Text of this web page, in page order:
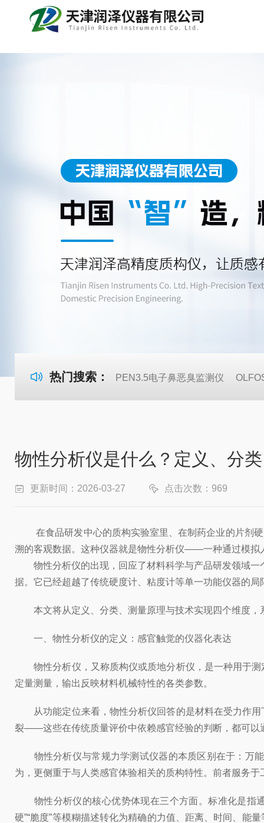
热门搜索： PEN3.5电子鼻恶臭监测仪
物性分析仪是什么？定义、分
更新时间：2026-03-27 点击次数：969
在食品研发中心的质构实验室里、在制药企业的片剂硬
溯的客观数据。这种仪器就是物性分析仪——一种通过模拟
物性分析仪的出现，回应了材料科学与产品研发领域一个
据。它已经超越了传统硬度计、粘度计等单一功能仪器的
本文将从定义、分类、测量原理与技术实现四个维度，
一、物性分析仪的定义：感官触觉的仪器化表达
物性分析仪，又称质构仪或质地分析仪，是一种用于测
定量测量，输出反映材料机械特性的各类参数。
从功能定位来看，物性分析仪回答的是材料在受力作用
裂——这些在传统质量评价中依赖感官经验的判断，都可以
物性分析仪与常规力学测试仪器的本质区别在于：万能
为，更侧重于与人类感官体验相关的质构特性。前者服务
物性分析仪的核心优势体现在三个方面。标准化是指通
硬”“脆度”等模糊描述转化为精确的力值、距离、时间、能